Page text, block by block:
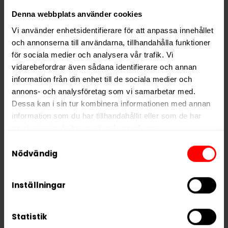
Denna webbplats använder cookies
Vi använder enhetsidentifierare för att anpassa innehållet
och annonserna till användarna, tillhandahålla funktioner
för sociala medier och analysera vår trafik. Vi
vidarebefordrar även sådana identifierare och annan
information från din enhet till de sociala medier och
annons- och analysföretag som vi samarbetar med.
Dessa kan i sin tur kombinera informationen med annan
information som du har tillhandahållit eller som de har
We work with
who may receive and
Nödvändig
Inställningar
Statistik
Lundgrens Skärgården White Portion passar dig som
vill ha ett traditionellt white portionssnus med en
tydlig tobaksbas, kompletterad av friska och somriga
bärtoner inspirerade av den svenska skärgården.
Hitta alla produkter frånLundgrens
Alla produkter med smaken Traditionell
PRODUKTINFORMATION
Smak
Styrka